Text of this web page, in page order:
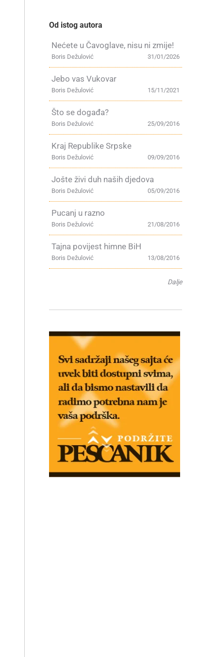
Od istog autora
Nećete u Čavoglave, nisu ni zmije!
31/01/2026
Boris Dežulović
Jebo vas Vukovar
15/11/2021
Boris Dežulović
Što se događa?
25/09/2016
Boris Dežulović
Kraj Republike Srpske
09/09/2016
Boris Dežulović
Jošte živi duh naših djedova
05/09/2016
Boris Dežulović
Pucanj u razno
21/08/2016
Boris Dežulović
Tajna povijest himne BiH
13/08/2016
Boris Dežulović
Dalje